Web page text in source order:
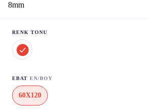
8mm
RENK TONU
EBAT EN/BOY
60X120